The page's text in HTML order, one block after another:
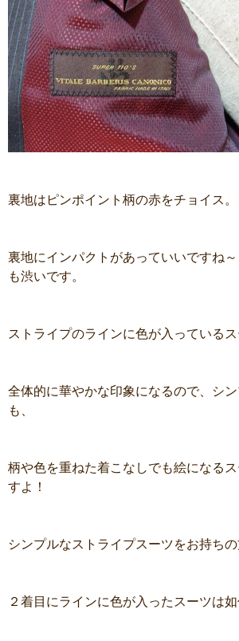
裏地はピンポイント柄の赤をチョイス。
裏地にインパクトがあっていいですね
も渋いです。
ストライプのラインに色が入っているス
全体的に華やかな印象になるので、シ
も、
柄や色を重ねた着こなしでも絵になる
すよ！
シンプルなストライプスーツをお持ちの
２着目にラインに色が入ったスーツは